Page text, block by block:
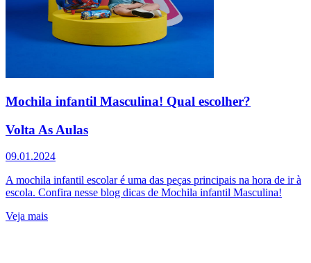
Mochila infantil Masculina! Qual escolher?
Volta As Aulas
09.01.2024
A mochila infantil escolar é uma das peças principais na hora de ir à
escola. Confira nesse blog dicas de Mochila infantil Masculina!
Veja mais